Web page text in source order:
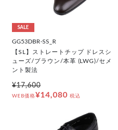
SALE
GG53DBR-SS_R
【SL】ストレートチップ ドレスシ
ューズ/ブラウン/本革 (LWG)/セメ
ント製法
¥17,600
WEB価格¥14,080 税込